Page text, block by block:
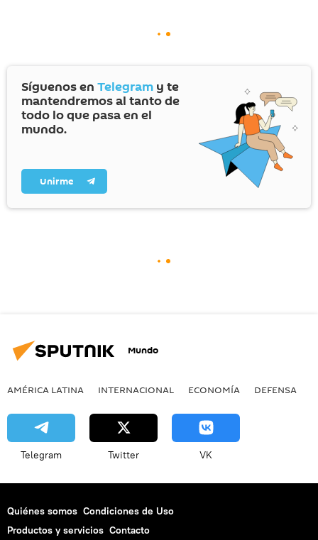
Síguenos en Telegram y te
mantendremos al tanto de
todo lo que pasa en el
mundo.
Unirme
Mundo
AMÉRICA LATINA INTERNACIONAL ECONOMÍA DEFENSA
Telegram Twitter VK
Quiénes somos Condiciones de Uso
Productos y servicios Contacto